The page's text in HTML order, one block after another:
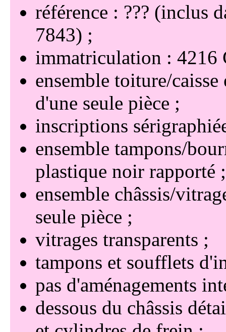
référence : ??? (inclus
7843)
immatriculation : 4216
ensemble toiture/
d'une seule pièce
inscriptions
ensemble tampons/
plastique noir rapporté
ensemble châssis/
seule pièce
vitrages transparents
tampons et soufflets
pas d'aménagements
dessous du châssis